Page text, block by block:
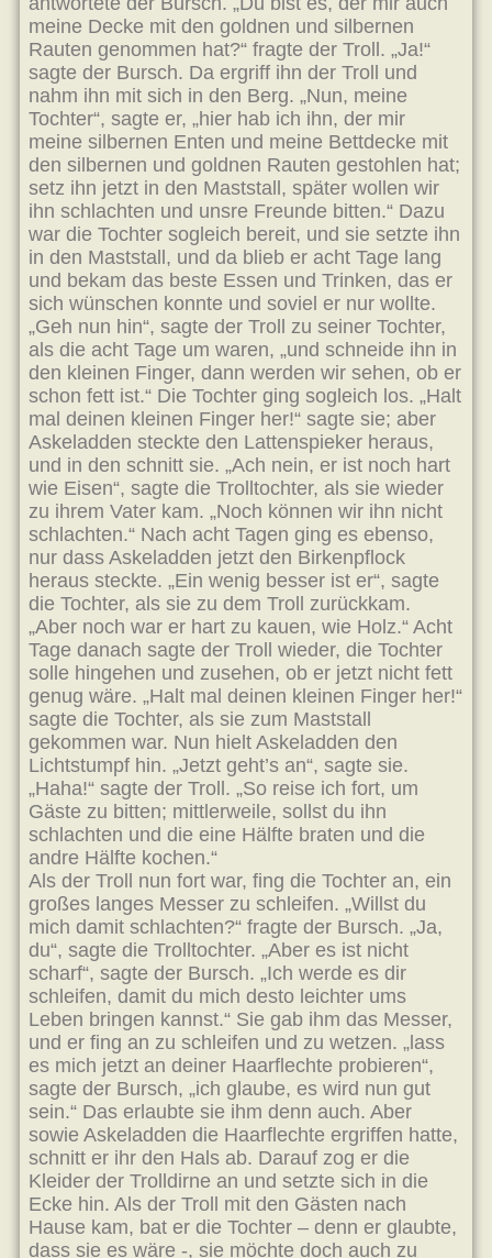
meine Decke mit den goldnen und silbernen
Rauten genommen hat?“ fragte der Troll. „Ja!“
sagte der Bursch. Da ergriff ihn der Troll und
nahm ihn mit sich in den Berg. „Nun, meine
Tochter“, sagte er, „hier hab ich ihn, der mir
meine silbernen Enten und meine Bettdecke mit
den silbernen und goldnen Rauten gestohlen hat;
setz ihn jetzt in den Maststall, später wollen wir
ihn schlachten und unsre Freunde bitten.“ Dazu
war die Tochter sogleich bereit, und sie setzte ihn
in den Maststall, und da blieb er acht Tage lang
und bekam das beste Essen und Trinken, das er
sich wünschen konnte und soviel er nur wollte.
„Geh nun hin“, sagte der Troll zu seiner Tochter,
als die acht Tage um waren, „und schneide ihn in
den kleinen Finger, dann werden wir sehen, ob er
schon fett ist.“ Die Tochter ging sogleich los. „Halt
mal deinen kleinen Finger her!“ sagte sie; aber
Askeladden steckte den Lattenspieker heraus,
und in den schnitt sie. „Ach nein, er ist noch hart
wie Eisen“, sagte die Trolltochter, als sie wieder
zu ihrem Vater kam. „Noch können wir ihn nicht
schlachten.“ Nach acht Tagen ging es ebenso,
nur dass Askeladden jetzt den Birkenpflock
heraus steckte. „Ein wenig besser ist er“, sagte
die Tochter, als sie zu dem Troll zurückkam.
„Aber noch war er hart zu kauen, wie Holz.“ Acht
Tage danach sagte der Troll wieder, die Tochter
solle hingehen und zusehen, ob er jetzt nicht fett
genug wäre. „Halt mal deinen kleinen Finger her!“
sagte die Tochter, als sie zum Maststall
gekommen war. Nun hielt Askeladden den
Lichtstumpf hin. „Jetzt geht’s an“, sagte sie.
„Haha!“ sagte der Troll. „So reise ich fort, um
Gäste zu bitten; mittlerweile, sollst du ihn
schlachten und die eine Hälfte braten und die
andre Hälfte kochen.“
Als der Troll nun fort war, fing die Tochter an, ein
großes langes Messer zu schleifen. „Willst du
mich damit schlachten?“ fragte der Bursch. „Ja,
du“, sagte die Trolltochter. „Aber es ist nicht
scharf“, sagte der Bursch. „Ich werde es dir
schleifen, damit du mich desto leichter ums
Leben bringen kannst.“ Sie gab ihm das Messer,
und er fing an zu schleifen und zu wetzen. „lass
es mich jetzt an deiner Haarflechte probieren“,
sagte der Bursch, „ich glaube, es wird nun gut
sein.“ Das erlaubte sie ihm denn auch. Aber
sowie Askeladden die Haarflechte ergriffen hatte,
schnitt er ihr den Hals ab. Darauf zog er die
Kleider der Trolldirne an und setzte sich in die
Ecke hin. Als der Troll mit den Gästen nach
Hause kam, bat er die Tochter – denn er glaubte,
dass sie es wäre -, sie möchte doch auch zu